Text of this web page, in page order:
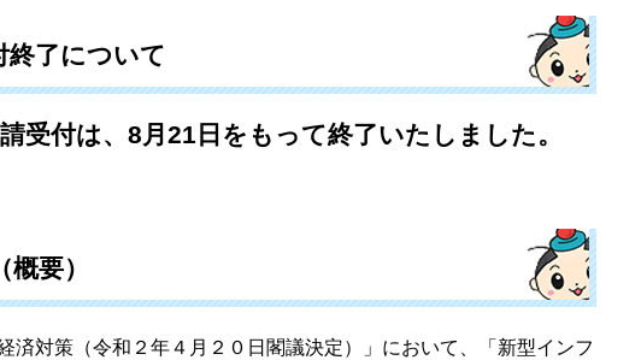
終了について
受付は、8月21日をもって終了いたしました。
要）
対策（令和２年４月２０日閣議決定）」において、「新型インフ